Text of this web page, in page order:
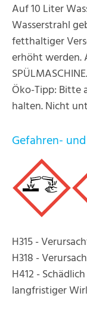
Auf 10 Liter
Wasserstrahl
fetthaltiger
erhöht werden.
SPÜLMASCHINE.
Öko-Tipp: Bitte
halten. Nicht
Gefahren-
H315 -
H318 -
H412 -
langfristiger